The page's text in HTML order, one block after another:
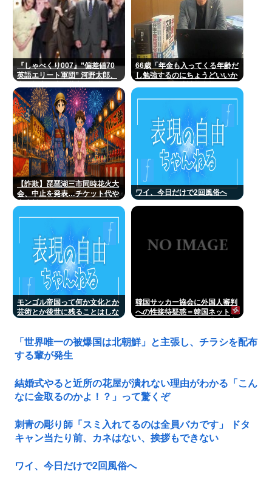
『しゃべくり007』”偏差値70
英語エリート軍団” 河野太郎、
語”お受験”事情・学習法を徹底
解説
66歳「年金も入ってくる年齢だ
し勉強するのにちょうどいいか
【詐欺】琵琶湖三市同時花火大
会、中止を発表…チケット代や
ワイ、今日だけで2回風俗へ
モンゴル帝国って何か文化とか
芸術とか後世に残ることはしな
韓国サッカー協会に外国人審判
への性接待疑惑＝韓国ネット
「世界唯一の被爆国は北朝鮮」と主張し、チラシを配布
する輩が発生
結婚式やると近所の花屋が潰れない理由がわかる「こん
なに金取るのかよ！？」って驚くぞ
刺青の彫り師「スミ入れてるのは全員バカです」 ドタ
キャン当たり前、カネはない、挨拶もできない
ワイ、今日だけで2回風俗へ